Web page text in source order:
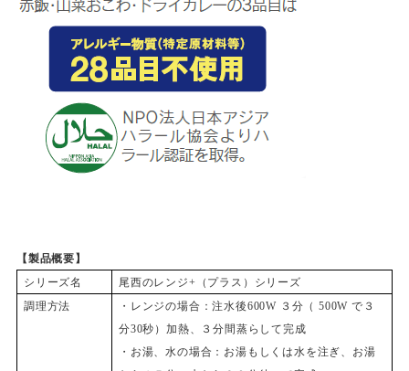
【製品概要】
シリーズ名
尾西のレンジ+（プラス）シリーズ
調理方法
・レンジの場合：注水後600W ３分（ 500W で３
分30秒）加熱、３分間蒸らして完成
・お湯、水の場合：お湯もしくは水を注ぎ、お湯